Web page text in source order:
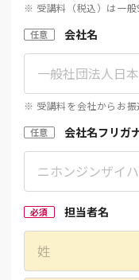
※ 受講料（税込）は一
任意 会社名
※ 受講料を会社からお振
任意 会社名フリガ
必須 担当者名